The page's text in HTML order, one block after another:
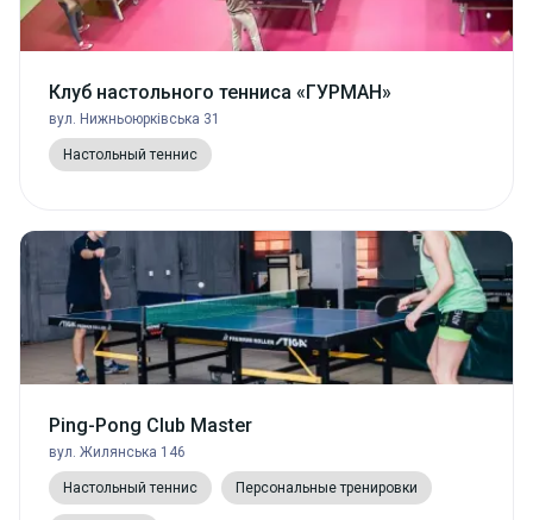
Клуб настольного тенниса «ГУРМАН»
вул. Нижньоюрківська 31
Настольный теннис
Ping-Pong Club Master
вул. Жилянська 146
Настольный теннис Персональные тренировки